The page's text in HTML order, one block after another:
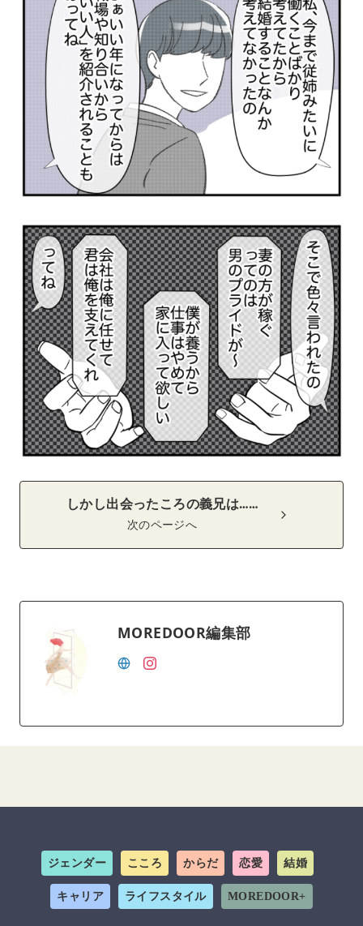
しかし出会ったころの義兄は……
次のページへ
MOREDOOR編集部
ジェンダー こころ からだ 恋愛 結婚
キャリア ライフスタイル MOREDOOR+